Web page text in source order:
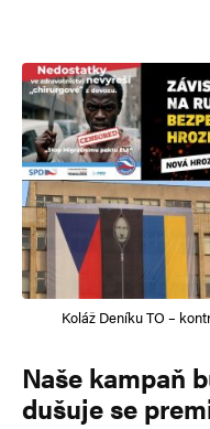
Koláž Deníku TO –
Naše kampaň
dušuje se